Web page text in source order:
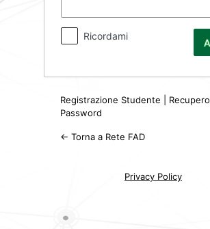
Ricordami
Registrazione Studente
Recupero
Password
← Torna a Rete FAD
Privacy Policy